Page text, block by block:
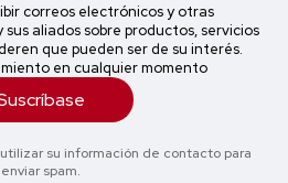
correos electrónicos y otras
sus aliados sobre productos, servicios
que pueden ser de su interés.
en cualquier momento
su información de contacto para
enviar spam.